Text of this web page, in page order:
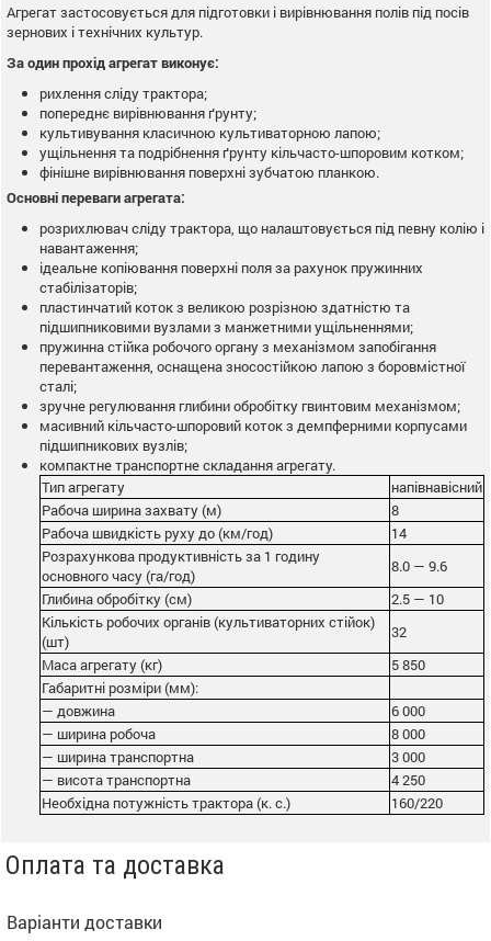
Агрегат застосовується для підготовки і вирівнювання полів під посів
зернових і технічних культур.
За один прохід агрегат виконує:
рихлення сліду трактора;
попереднє вирівнювання ґрунту;
культивування класичною культиваторною лапою;
ущільнення та подрібнення ґрунту кільчасто-шпоровим котком;
фінішне вирівнювання поверхні зубчатою планкою.
Основні переваги агрегата:
розрихлювач сліду трактора, що налаштовується під певну колію і
навантаження;
ідеальне копіювання поверхні поля за рахунок пружинних
стабілізаторів;
пластинчатий коток з великою розрізною здатністю та
підшипниковими вузлами з манжетними ущільненнями;
пружинна стійка робочого органу з механізмом запобігання
перевантаження, оснащена зносостійкою лапою з боровмістної
сталі;
зручне регулювання глибини обробітку гвинтовим механізмом;
масивний кільчасто-шпоровий коток з демпферними корпусами
підшипникових вузлів;
компактне транспортне складання агрегату.
Тип агрегату
напівнавісний
Рабоча ширина захвату (м)
8
Рабоча швидкість руху до (км/год)
14
Розрахункова продуктивність за 1 годину
основного часу (га/год)
8.0 — 9.6
Глибина обробітку (cм)
2.5 — 10
Кількість робочих органів (культиваторних стійок)
(шт)
32
Маса агрегату (кг)
5 850
Габаритні розміри (мм):
— довжина
6 000
— ширина робоча
8 000
— ширина транспортна
3 000
— висота транспортна
4 250
Необхідна потужність трактора (к. с.)
160/220
Оплата та доставка
Варіанти доставки